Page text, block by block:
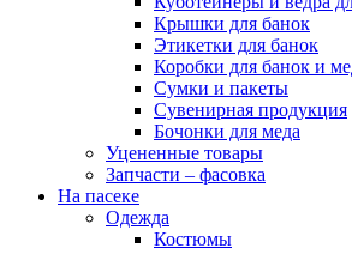
Крышки для банок
Этикетки для банок
Коробки для банок и
Сумки и пакеты
Сувенирная продукция
Бочонки для меда
Уцененные товары
Запчасти – фасовка
На пасеке
Одежда
Костюмы